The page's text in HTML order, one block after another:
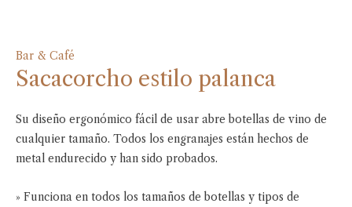
Bar & Café
Sacacorcho estilo palanca
Su diseño ergonómico fácil de usar abre botellas de vino de
cualquier tamaño. Todos los engranajes están hechos de
metal endurecido y han sido probados.
» Funciona en todos los tamaños de botellas y tipos de